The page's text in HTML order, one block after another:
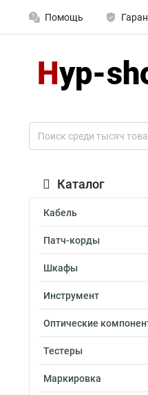
Помощь
Каталог
Кабель
Патч-корды
Шкафы
Инструмент
Оптические
Тестеры
Маркировка